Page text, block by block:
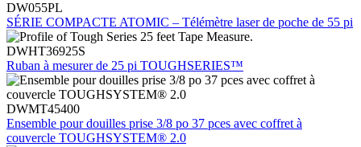
DW055PL
SÉRIE COMPACTE ATOMIC – Télémètre laser de poche de 55 pi
DWHT36925S
Ruban à mesurer de 25 pi TOUGHSERIES™
DWMT45400
Ensemble pour douilles prise 3/8 po 37 pces avec coffret à
couvercle TOUGHSYSTEM® 2.0